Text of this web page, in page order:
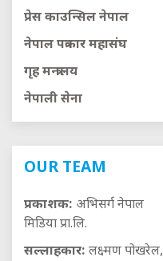
प्रेस काउन्सिल नेपाल
नेपाल पत्रकार महासंघ
गृह मन्त्रालय
नेपाली सेना
OUR TEAM
प्रकाशक: अभिसर्ग नेपाल
मिडिया प्रा.लि.
सल्लाहकार: लक्ष्मण पोखरेल,